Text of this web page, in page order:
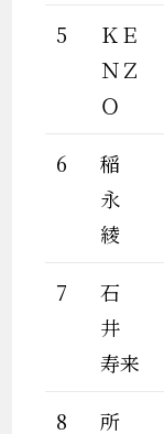
5
ＫＥ
ＮＺ
Ｏ
6
稲
永
綾
7
石
井
寿来
8 所